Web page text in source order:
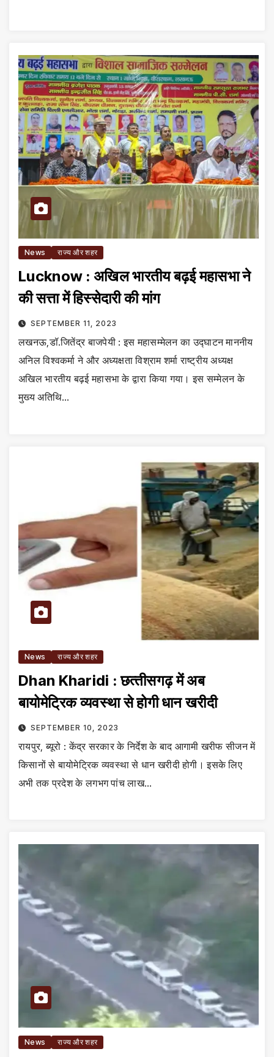
News राज्य और शहर
Lucknow : अखिल भारतीय बढ़ई महासभा ने
की सत्ता में हिस्सेदारी की मांग
SEPTEMBER 11, 2023
लखनऊ,डॉ.जितेंद्र बाजपेयी : इस महासम्मेलन का उद्घाटन माननीय
अनिल विश्वकर्मा ने और अध्यक्षता विश्राम शर्मा राष्ट्रीय अध्यक्ष
अखिल भारतीय बढ़ई महासभा के द्वारा किया गया। इस सम्मेलन के
मुख्य अतिथि…
News राज्य और शहर
Dhan Kharidi : छत्‍तीसगढ़ में अब
बायोमेट्रिक व्यवस्था से होगी धान खरीदी
SEPTEMBER 10, 2023
रायपुर, ब्यूरो : केंद्र सरकार के निर्देश के बाद आगामी खरीफ सीजन में
किसानों से बायोमेट्रिक व्यवस्था से धान खरीदी होगी। इसके लिए
अभी तक प्रदेश के लगभग पांच लाख…
News राज्य और शहर